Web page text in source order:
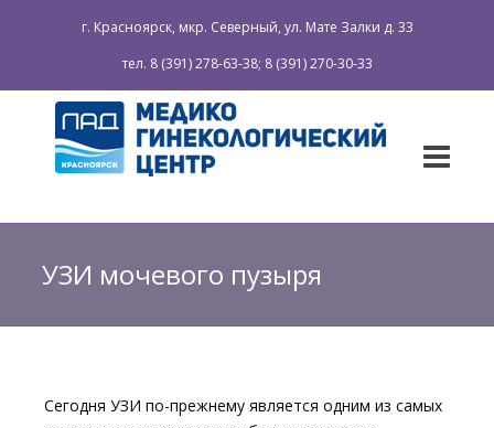
г. Красноярск, мкр. Северный, ул. Мате Залки д. 33
тел. 8 (391) 278-63-38; 8 (391) 270-30-33
УЗИ мочевого пузыря
Cегодня УЗИ по-прежнему является одним из самых